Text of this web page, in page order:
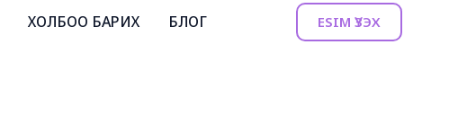
ХОЛБОО БАРИХ БЛОГ ESIM ҮЗЭХ